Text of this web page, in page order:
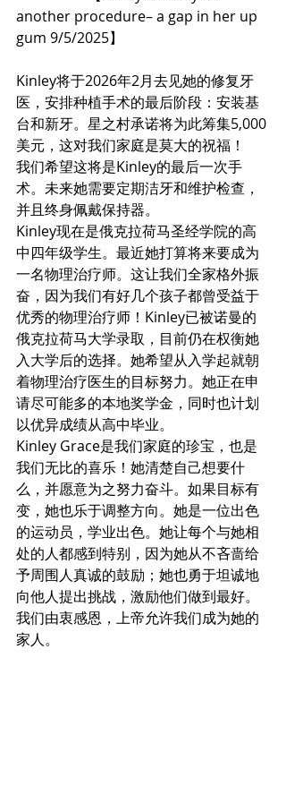
another procedure– a gap in her up
gum 9/5/2025】
Kinley将于2026年2月去见她的修复牙
医，安排种植手术的最后阶段：安装基
台和新牙。星之村承诺将为此筹集5,000
美元，这对我们家庭是莫大的祝福！
我们希望这将是Kinley的最后一次手
术。未来她需要定期洁牙和维护检查，
并且终身佩戴保持器。
Kinley现在是俄克拉荷马圣经学院的高
中四年级学生。最近她打算将来要成为
一名物理治疗师。这让我们全家格外振
奋，因为我们有好几个孩子都曾受益于
优秀的物理治疗师！Kinley已被诺曼的
俄克拉荷马大学录取，目前仍在权衡她
入大学后的选择。她希望从入学起就朝
着物理治疗医生的目标努力。她正在申
请尽可能多的本地奖学金，同时也计划
以优异成绩从高中毕业。
Kinley Grace是我们家庭的珍宝，也是
我们无比的喜乐！她清楚自己想要什
么，并愿意为之努力奋斗。如果目标有
变，她也乐于调整方向。她是一位出色
的运动员，学业出色。她让每个与她相
处的人都感到特别，因为她从不吝啬给
予周围人真诚的鼓励；她也勇于坦诚地
向他人提出挑战，激励他们做到最好。
我们由衷感恩，上帝允许我们成为她的
家人。